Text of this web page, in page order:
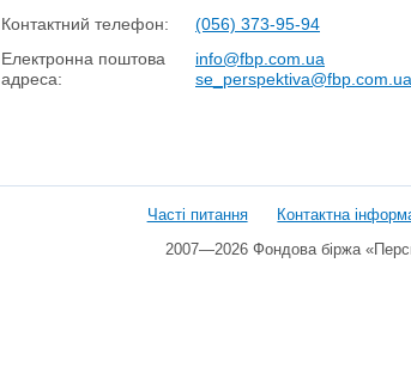
Контактний телефон:
(056) 373-95-94
Електронна поштова
адреса:
info@fbp.com.ua
se_perspektiva@fbp.com.ua
Часті питання Контактна
2007—2026 Фондова біржа